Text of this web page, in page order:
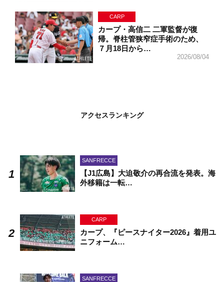
CARP
カープ・高信二 二軍監督が復
帰。脊柱管狭窄症手術のため、
７月18日から…
2026/08/04
アクセスランキング
SANFRECCE
【J1広島】大迫敬介の再合流を発表。海
外移籍は一転…
CARP
カープ、『ピースナイター2026』着用ユ
ニフォーム…
SANFRECCE